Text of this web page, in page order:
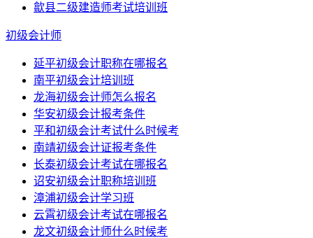
歙县二级建造师考试培训班
初级会计师
延平初级会计职称在哪报名
南平初级会计培训班
龙海初级会计师怎么报名
华安初级会计报考条件
平和初级会计考试什么时候考
南靖初级会计证报考条件
长泰初级会计考试在哪报名
诏安初级会计职称培训班
漳浦初级会计学习班
云霄初级会计考试在哪报名
龙文初级会计师什么时候考